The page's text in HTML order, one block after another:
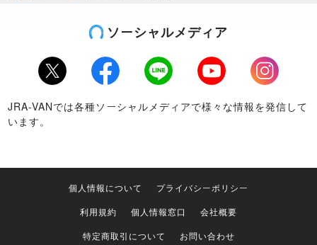
ソーシャルメディア
Twitter Facebook LINE Youtube
Instagram
JRA-VANでは各種ソーシャルメディアで様々な情報を発信して
います。
個人情報について
プライバシーポリシー
利用規約
個人情報窓口
会社概要
特定商取引について
お問い合わせ